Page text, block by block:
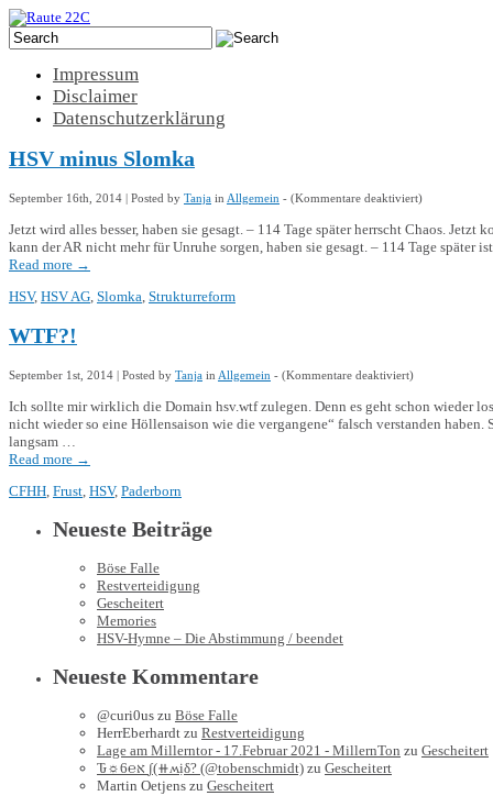
Impressum
Disclaimer
Datenschutzerklärung
HSV minus Slomka
September 16th, 2014 | Posted by Tanja in Allgemein - (Kommentare deaktiviertfür
HSV
Slomka
)
Jetzt wird alles besser, haben sie gesagt. – 114 Tage später herrscht Chaos.
kann der AR nicht mehr für Unruhe sorgen, haben sie gesagt. – 114 Tage später
Read more →
HSV, HSV AG, Slomka, Strukturreform
WTF?!
September 1st, 2014 | Posted by Tanja in Allgemein - (Kommentare deaktiviertfür
WTF?!
)
Ich sollte mir wirklich die Domain hsv.wtf zulegen. Denn es geht schon wieder
nicht wieder so eine Höllensaison wie die vergangene“ falsch verstanden
langsam …
Read more →
CFHH Frust HSV, Paderborn
Neueste Beiträge
Böse Falle
Restverteidigung
Gescheitert
Memories
HSV-Hymne – Die Abstimmung / beendet
Neueste Kommentare
@curi0us zu Böse Falle
HerrEberhardt zu Restverteidigung
Lage am Millerntor - 17.Februar 2021 - MillernTon zu Gescheitert
Ԏ☼6℮א ∫(⧺ʍịδ? (@tobenschmidt) zu Gescheitert
Martin Oetjens zu Gescheitert